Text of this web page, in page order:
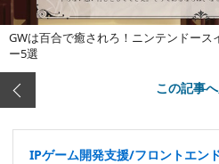
GWは百合で癒されろ！ニンテンドー
ー5選
この記事
IPゲーム開発支援/フロントエン